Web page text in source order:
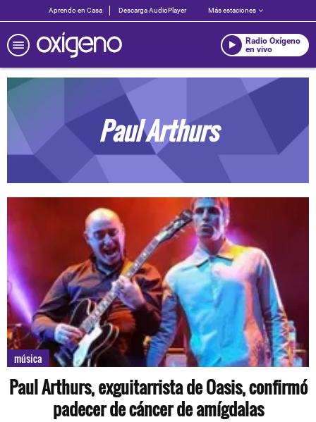
Aprendo en Casa Descarga AudioPlayer Más estaciones
Radio Oxígeno
en vivo
Paul Arthurs
música
Paul Arthurs, exguitarrista de Oasis, confirmó
padecer de cáncer de amígdalas